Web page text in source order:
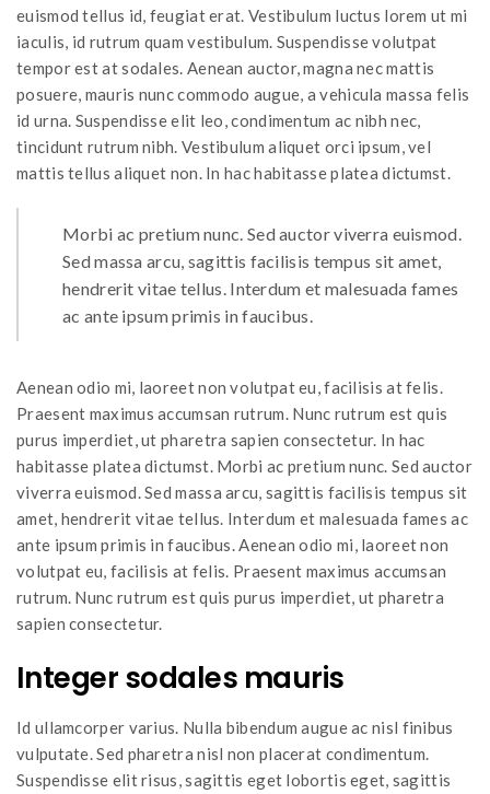
euismod tellus id, feugiat erat. Vestibulum luctus lorem ut mi
iaculis, id rutrum quam vestibulum. Suspendisse volutpat
tempor est at sodales. Aenean auctor, magna nec mattis
posuere, mauris nunc commodo augue, a vehicula massa felis
id urna. Suspendisse elit leo, condimentum ac nibh nec,
tincidunt rutrum nibh. Vestibulum aliquet orci ipsum, vel
mattis tellus aliquet non. In hac habitasse platea dictumst.
Morbi ac pretium nunc. Sed auctor viverra euismod.
Sed massa arcu, sagittis facilisis tempus sit amet,
hendrerit vitae tellus. Interdum et malesuada fames
ac ante ipsum primis in faucibus.
Aenean odio mi, laoreet non volutpat eu, facilisis at felis.
Praesent maximus accumsan rutrum. Nunc rutrum est quis
purus imperdiet, ut pharetra sapien consectetur. In hac
habitasse platea dictumst. Morbi ac pretium nunc. Sed auctor
viverra euismod. Sed massa arcu, sagittis facilisis tempus sit
amet, hendrerit vitae tellus. Interdum et malesuada fames ac
ante ipsum primis in faucibus. Aenean odio mi, laoreet non
volutpat eu, facilisis at felis. Praesent maximus accumsan
rutrum. Nunc rutrum est quis purus imperdiet, ut pharetra
sapien consectetur.
Integer sodales mauris
Id ullamcorper varius. Nulla bibendum augue ac nisl finibus
vulputate. Sed pharetra nisl non placerat condimentum.
Suspendisse elit risus, sagittis eget lobortis eget, sagittis